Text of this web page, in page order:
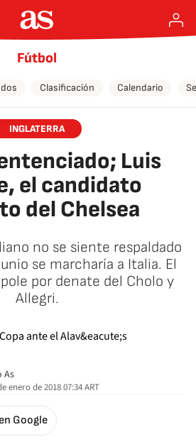
Fútbol
Clasificación Calendario
INGLATERRA
Luis
el candidato
del Chelsea
no se siente respaldado
se marcharía a Italia. El
por denate del Cholo y
Allegri.
As
enero de 2018 07:34ART
Google